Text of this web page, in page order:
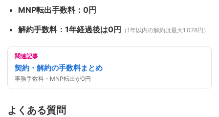
MNP転出手数料：0円
解約手数料：1年経過後は0円
（1年以内の解約は最大1,078円）
関連記事
契約・解約の手数料まとめ
事務手数料・MNP転出が0円
よくある質問